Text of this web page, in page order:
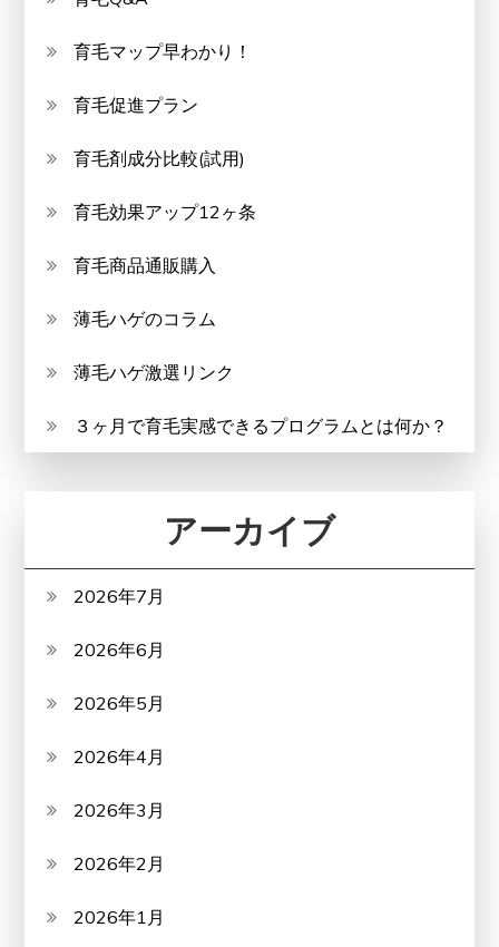
育毛マップ早わかり！
育毛促進プラン
育毛剤成分比較(試用)
育毛効果アップ12ヶ条
育毛商品通販購入
薄毛ハゲのコラム
薄毛ハゲ激選リンク
３ヶ月で育毛実感できるプログラムとは何か？
アーカイブ
2026年7月
2026年6月
2026年5月
2026年4月
2026年3月
2026年2月
2026年1月